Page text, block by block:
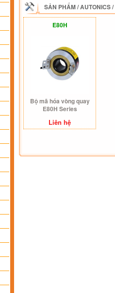
SẢN PHẨM/AUTONICS/
E80H
Bộ mã hóa vòng quay
E80H Series
Liên hệ